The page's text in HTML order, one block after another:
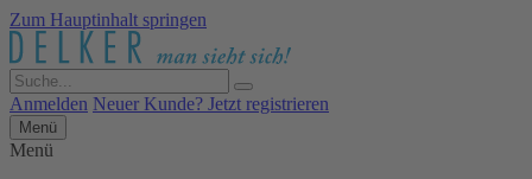
Zum Hauptinhalt springen
Anmelden Neuer Kunde? Jetzt registrieren
Menü
Menü